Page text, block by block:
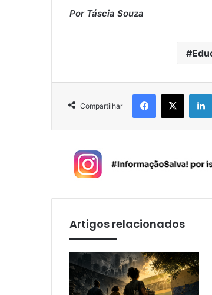
Por Táscia Souza
Compartilhar
Artigos relacionados